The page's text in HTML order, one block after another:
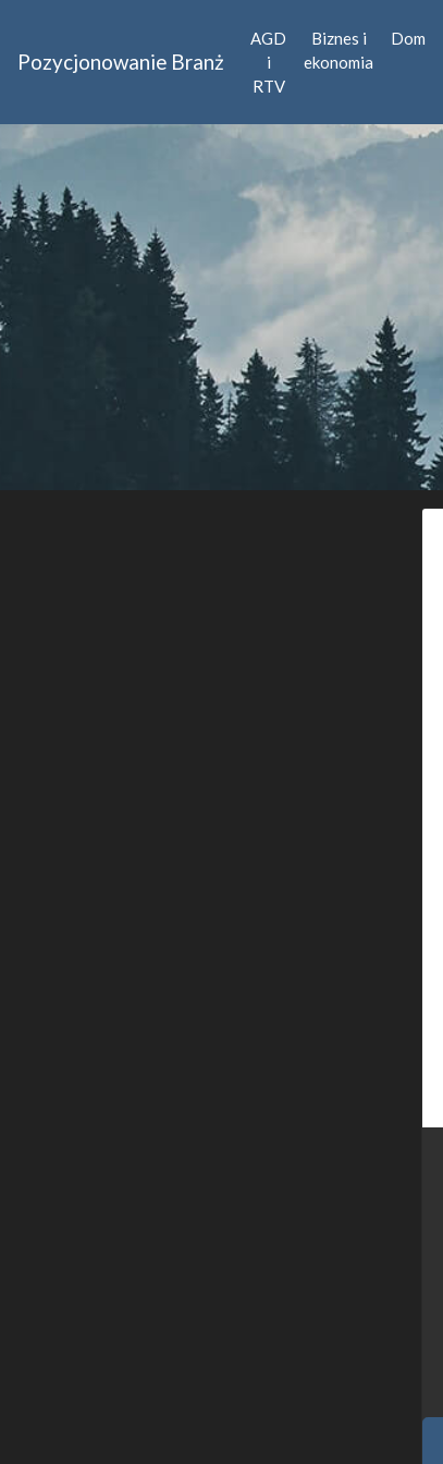
Pozycjonowanie Branż
AGD
i
RTV
Biznes i
ekonomia
Dom